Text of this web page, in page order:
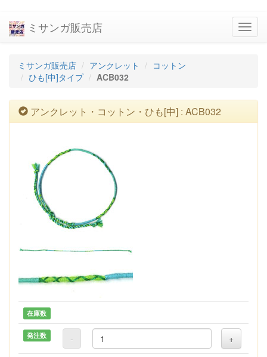
ミサンガ販売店
ミサンガ販売店 アンクレット
コットン
ひも[中]タイプ
ACB032
アンクレット・コットン・ひも[中] : ACB032
在庫数
発注数 - +